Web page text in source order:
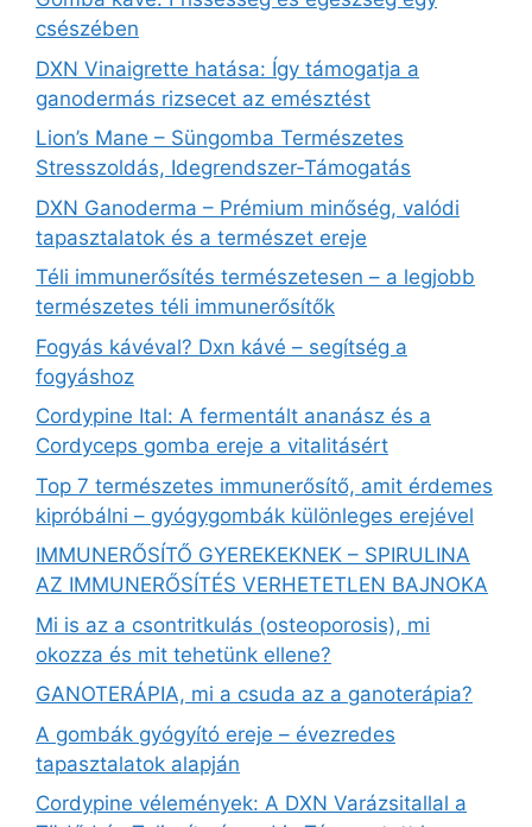
csészében
DXN Vinaigrette hatása: Így támogatja a
ganodermás rizsecet az emésztést
Lion’s Mane – Süngomba Természetes
Stresszoldás, Idegrendszer‑Támogatás
DXN Ganoderma – Prémium minőség, valódi
tapasztalatok és a természet ereje
Téli immunerősítés természetesen – a legjobb
természetes téli immunerősítők
Fogyás kávéval? Dxn kávé – segítség a
fogyáshoz
Cordypine Ital: A fermentált ananász és a
Cordyceps gomba ereje a vitalitásért
Top 7 természetes immunerősítő, amit érdemes
kipróbálni – gyógygombák különleges erejével
IMMUNERŐSÍTŐ GYEREKEKNEK – SPIRULINA
AZ IMMUNERŐSÍTÉS VERHETETLEN BAJNOKA
Mi is az a csontritkulás (osteoporosis), mi
okozza és mit tehetünk ellene?
GANOTERÁPIA, mi a csuda az a ganoterápia?
A gombák gyógyító ereje – évezredes
tapasztalatok alapján
Cordypine vélemények: A DXN Varázsitallal a